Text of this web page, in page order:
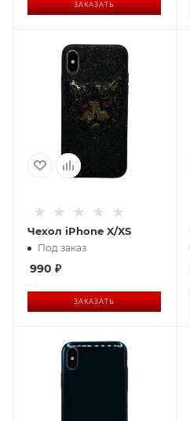
ЗАКАЗАТЬ
Чехол iPhone X/XS
Под заказ
990 ₽
ЗАКАЗАТЬ